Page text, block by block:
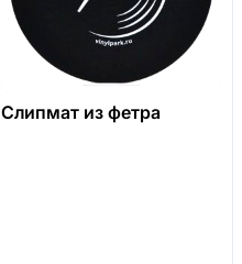
Слипмат из фетра